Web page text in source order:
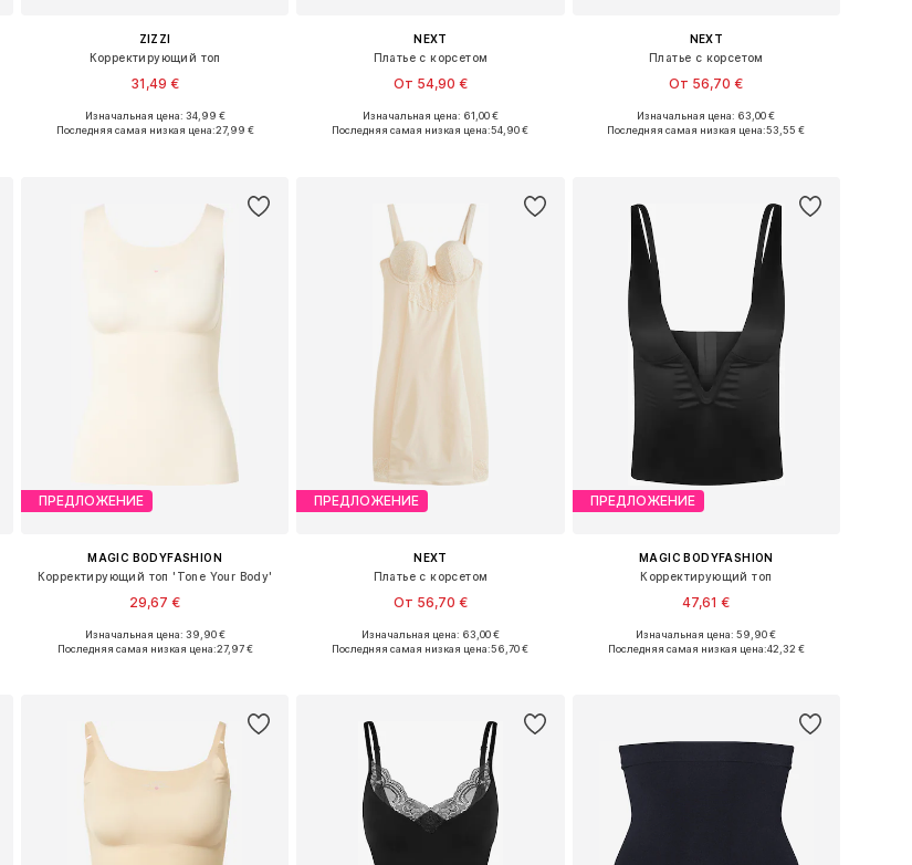
ZIZZI
Корректирующий топ
31,49 €
Доступные размеры: XXL-XXXL, 6XL-7XL
Изначальная цена: 34,99 €
Последняя самая низкая цена:27,99 €
NEXT
Платье с корсетом
От 54,90 €
Доступные размеры: M, L, XL, XXL, XXXL
Изначальная цена: 61,00 €
Последняя самая низкая цена:54,90 €
NEXT
Платье с корсетом
От 56,70 €
Доступно множество размеров
Изначальная цена: 63,00 €
Последняя самая низкая цена:53,55 €
ПРЕДЛОЖЕНИЕ
MAGIC BODYFASHION
Корректирующий топ 'Tone Your Body'
29,67 €
Доступные размеры: S, M, L, XXL
Изначальная цена: 39,90 €
Последняя самая низкая цена:27,97 €
ПРЕДЛОЖЕНИЕ
NEXT
Платье с корсетом
От 56,70 €
Доступно множество размеров
Изначальная цена: 63,00 €
Последняя самая низкая цена:56,70 €
ПРЕДЛОЖЕНИЕ
MAGIC BODYFASHION
Корректирующий топ
47,61 €
Доступные размеры: S, M, L, XL
Изначальная цена: 59,90 €
Последняя самая низкая цена:42,32 €